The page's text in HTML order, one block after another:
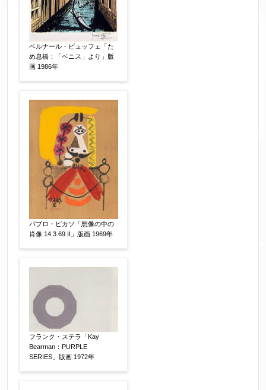
ベルナール・ビュッフェ「た
め息橋：「ベニス」より」版
画 1986年
パブロ・ピカソ「想像の中の
肖像 14.3.69 II」版画 1969年
フランク・ステラ「Kay
Bearman：PURPLE
SERIES」版画 1972年